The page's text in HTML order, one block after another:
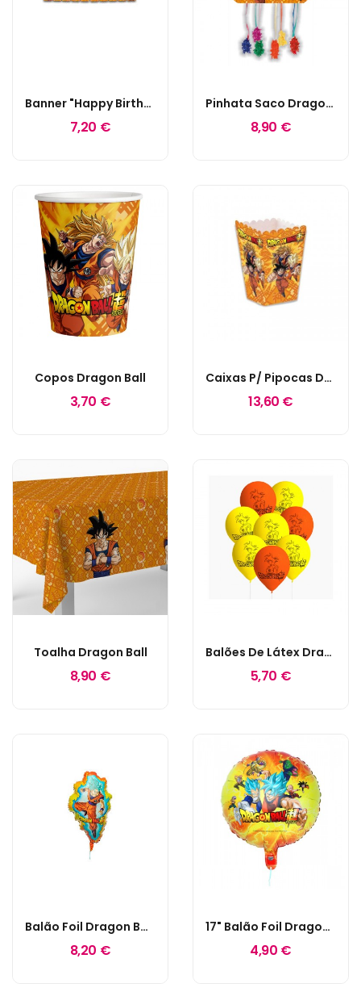
Banner "Happy Birthday" Dragon Ball
7,20 €
Pinhata Saco Dragon Ball
8,90 €
Copos Dragon Ball
3,70 €
Caixas P/ Pipocas Dragon Ball
13,60 €
Toalha Dragon Ball
8,90 €
Balões De Látex Dragon Ball
5,70 €
Balão Foil Dragon Ball Z
8,20 €
17" Balão Foil Dragon Ball
4,90 €